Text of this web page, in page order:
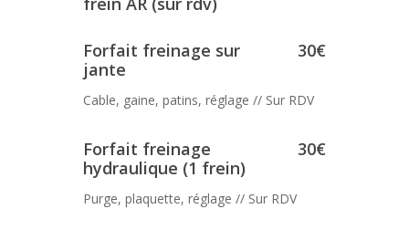
Forfait freinage sur
jante
30€
Cable, gaine, patins, réglage // Sur RDV
Forfait freinage
hydraulique (1 frein)
30€
Purge, plaquette, réglage // Sur RDV